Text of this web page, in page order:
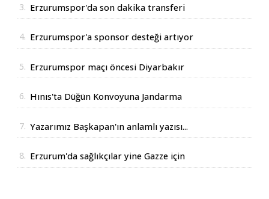
3. Erzurumspor'da son dakika transferi
4. Erzurumspor'a sponsor desteği artıyor
5. Erzurumspor maçı öncesi Diyarbakır
6. Hınıs'ta Düğün Konvoyuna Jandarma
7. Yazarımız Başkapan'ın anlamlı yazısı...
8. Erzurum'da sağlıkçılar yine Gazze için